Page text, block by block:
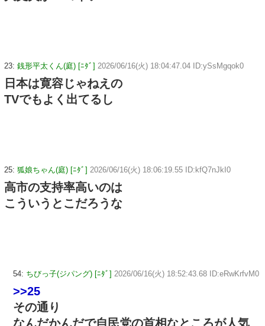
23: 銭形平太くん(庭) [ﾆﾀﾞ] 2026/06/16(火) 18:04:47.04 ID:ySsMgqok0
日本は寛容じゃねえの
TVでもよく出てるし
25: 狐娘ちゃん(庭) [ﾆﾀﾞ] 2026/06/16(火) 18:06:19.55 ID:kfQ7nJkI0
高市の支持率高いのは
こういうとこだろうな
54: ちびっ子(ジパング) [ﾆﾀﾞ] 2026/06/16(火) 18:52:43.68 ID:eRwKrfvM0
>>25
その通り
なんだかんだで自民党の首相なところが人気